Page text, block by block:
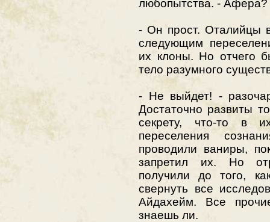
любопытства. - Афера?
- Он прост. Оталийцы
следующим
их клоны. Но отчего
тело разумного
- Не выйдет! -
Достаточно развиты
секрету, что-то в
переселения
проводили ваниры,
запретил их. Но
получили до того,
свернуть все
Айдахейм. Все
знаешь ли.